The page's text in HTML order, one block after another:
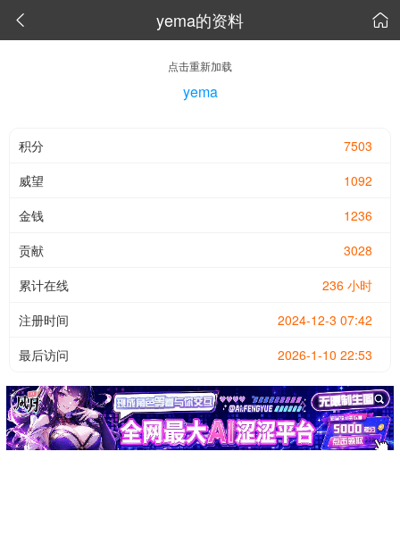
 yema的资料 
点击重新加载
yema
7503
积分
1092
威望
1236
金钱
3028
贡献
236 小时
累计在线
2024-12-3 07:42
注册时间
2026-1-10 22:53
最后访问